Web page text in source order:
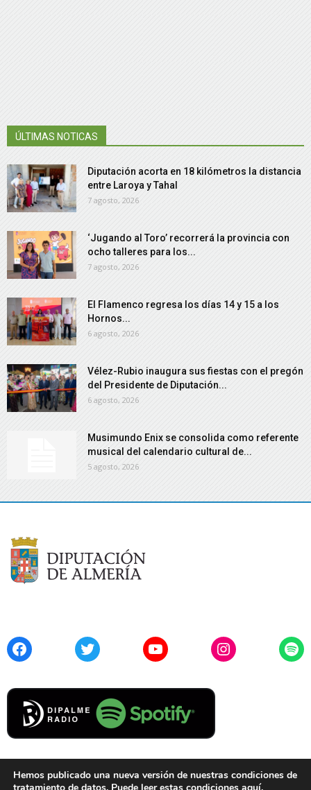
ÚLTIMAS NOTICAS
Diputación acorta en 18 kilómetros la distancia
entre Laroya y Tahal
7 agosto, 2026
‘Jugando al Toro’ recorrerá la provincia con
ocho talleres para los...
7 agosto, 2026
El Flamenco regresa los días 14 y 15 a los
Hornos...
6 agosto, 2026
Vélez-Rubio inaugura sus fiestas con el pregón
del Presidente de Diputación...
6 agosto, 2026
Musimundo Enix se consolida como referente
musical del calendario cultural de...
5 agosto, 2026
FacebookTwitter YouTubeInstagram
Hemos publicado una nueva versión de nuestras condiciones de